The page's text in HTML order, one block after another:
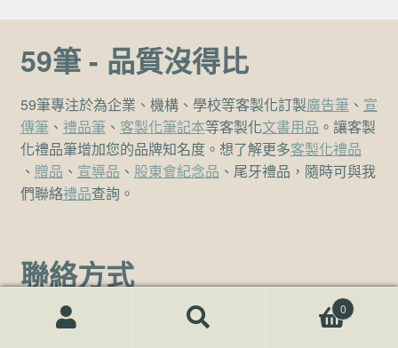
59筆 - 品質沒得比
59筆專注於為企業、機構、學校等客製化訂製廣告筆、 宣
傳筆、 禮品筆、 客製化筆記本等客製化文書用品 。讓客製
化禮品筆增加您的品牌知名度。想了解更多客製化禮品
、 贈品 、 宣導品 、 股東會紀念品 、尾牙禮品，隨時可與我
們聯絡禮品查詢。
聯絡方式
客服熱線
搜尋關鍵字:
0